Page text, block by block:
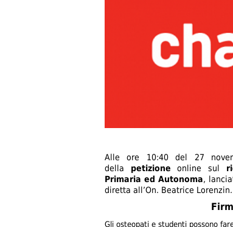
Alle ore 10:40 del 27
della petizioneonline sul
Primaria ed Autonoma,
diretta all’On. Beatrice Lorenzin.
Gli osteopati e studenti possono